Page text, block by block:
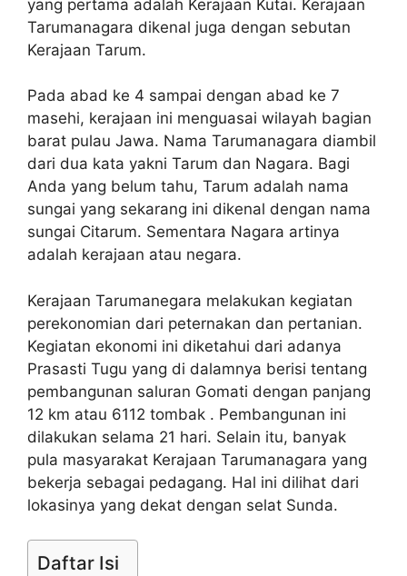
yang pertama adalah Kerajaan Kutai. Kerajaan
Tarumanagara dikenal juga dengan sebutan
Kerajaan Tarum.
Pada abad ke 4 sampai dengan abad ke 7
masehi, kerajaan ini menguasai wilayah bagian
barat pulau Jawa. Nama Tarumanagara diambil
dari dua kata yakni Tarum dan Nagara. Bagi
Anda yang belum tahu, Tarum adalah nama
sungai yang sekarang ini dikenal dengan nama
sungai Citarum. Sementara Nagara artinya
adalah kerajaan atau negara.
Kerajaan Tarumanegara melakukan kegiatan
perekonomian dari peternakan dan pertanian.
Kegiatan ekonomi ini diketahui dari adanya
Prasasti Tugu yang di dalamnya berisi tentang
pembangunan saluran Gomati dengan panjang
12 km atau 6112 tombak . Pembangunan ini
dilakukan selama 21 hari. Selain itu, banyak
pula masyarakat Kerajaan Tarumanagara yang
bekerja sebagai pedagang. Hal ini dilihat dari
lokasinya yang dekat dengan selat Sunda.
Daftar Isi